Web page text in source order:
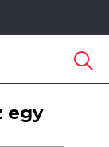
egy